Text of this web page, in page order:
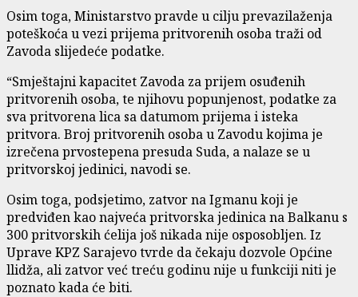
Osim toga, Ministarstvo pravde u cilju prevazilaženja
poteškoća u vezi prijema pritvorenih osoba traži od
Zavoda slijedeće podatke.
“Smještajni kapacitet Zavoda za prijem osuđenih
pritvorenih osoba, te njihovu popunjenost, podatke za
sva pritvorena lica sa datumom prijema i isteka
pritvora. Broj pritvorenih osoba u Zavodu kojima je
izrečena prvostepena presuda Suda, a nalaze se u
pritvorskoj jedinici, navodi se.
Osim toga, podsjetimo, zatvor na Igmanu koji je
predviđen kao najveća pritvorska jedinica na Balkanu s
300 pritvorskih ćelija još nikada nije osposobljen. Iz
Uprave KPZ Sarajevo tvrde da čekaju dozvole Općine
llidža, ali zatvor već treću godinu nije u funkciji niti je
poznato kada će biti.